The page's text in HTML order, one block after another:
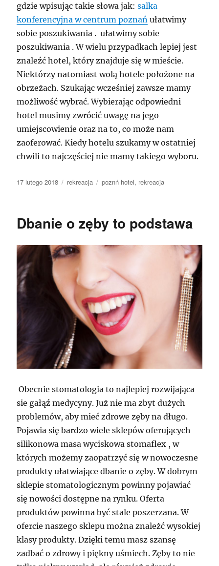
gdzie wpisując takie słowa jak:salka
konferencyjna w centrum poznań ułatwimy
sobie poszukiwania . ułatwimy sobie
poszukiwania . W wielu przypadkach lepiej jest
znaleźć hotel, który znajduje się w mieście.
Niektórzy natomiast wolą hotele położone na
obrzeżach. Szukając wcześniej zawsze mamy
możliwość wybrać. Wybierając odpowiedni
hotel musimy zwrócić uwagę na jego
umiejscowienie oraz na to, co może nam
zaoferować. Kiedy hotelu szukamy w ostatniej
chwili to najczęściej nie mamy takiego wyboru.
Data
17 lutego 2018 Kategorie
rekreacja Tagi
poznń hotel, rekreacja
Dbanie o zęby to podstawa
Obecnie stomatologia to najlepiej rozwijająca
sie gałąź medycyny. Już nie ma zbyt dużych
problemów, aby mieć zdrowe zęby na długo.
Pojawia się bardzo wiele sklepów oferujących
silikonowa masa wyciskowa stomaflex , w
których możemy zaopatrzyć się w nowoczesne
produkty ułatwiające dbanie o zęby. W dobrym
sklepie stomatologicznym powinny pojawiać
się nowości dostępne na rynku. Oferta
produktów powinna być stale poszerzana. W
ofercie naszego sklepu można znależć wysokiej
klasy produkty. Dzięki temu masz szansę
zadbać o zdrowy i piękny uśmiech. Zęby to nie